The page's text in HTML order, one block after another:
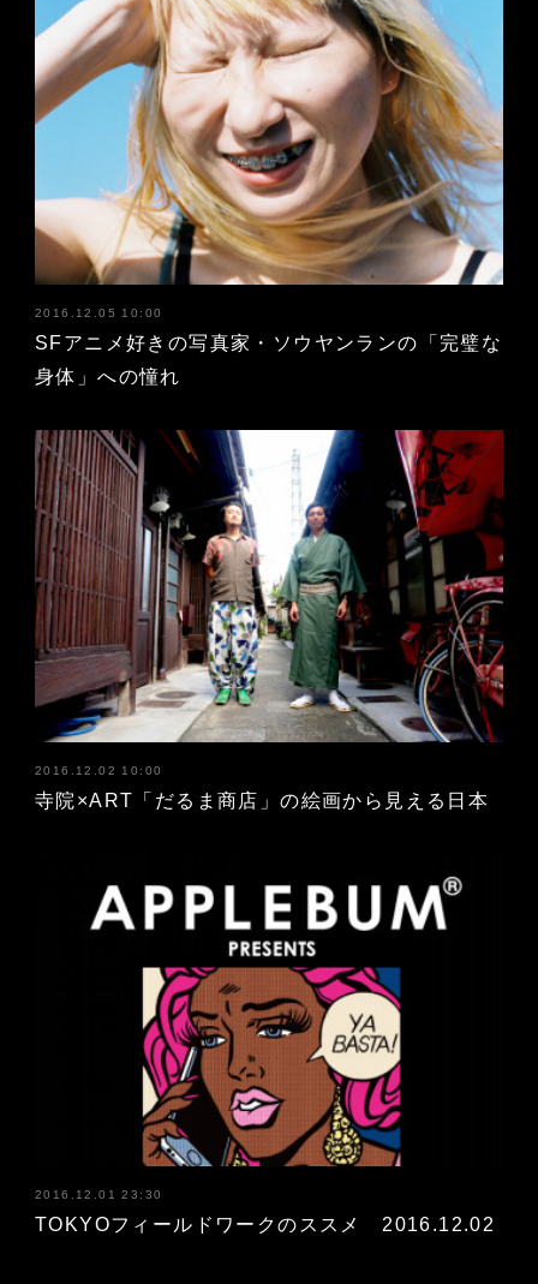
2016.12.05 10:00
SFアニメ好きの写真家・ソウヤンランの「完璧な
身体」への憧れ
2016.12.02 10:00
寺院×ART「だるま商店」の絵画から見える日本
2016.12.01 23:30
TOKYOフィールドワークのススメ 2016.12.02